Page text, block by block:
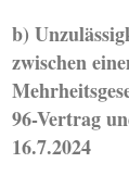
b)
zwischen
96-Vertrag
16.7.2024